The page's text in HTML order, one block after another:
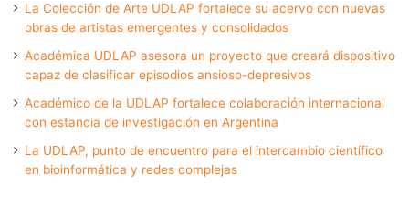
La Colección de Arte UDLAP fortalece su acervo con nuevas
obras de artistas emergentes y consolidados
Académica UDLAP asesora un proyecto que creará dispositivo
capaz de clasificar episodios ansioso-depresivos
Académico de la UDLAP fortalece colaboración internacional
con estancia de investigación en Argentina
La UDLAP, punto de encuentro para el intercambio científico
en bioinformática y redes complejas